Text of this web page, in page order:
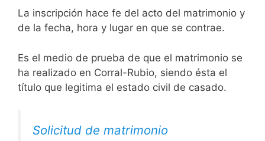
La inscripción hace fe del acto del matrimonio y
de la fecha, hora y lugar en que se contrae.
Es el medio de prueba de que el matrimonio se
ha realizado en Corral-Rubio, siendo ésta el
título que legitima el estado civil de casado.
Solicitud de matrimonio